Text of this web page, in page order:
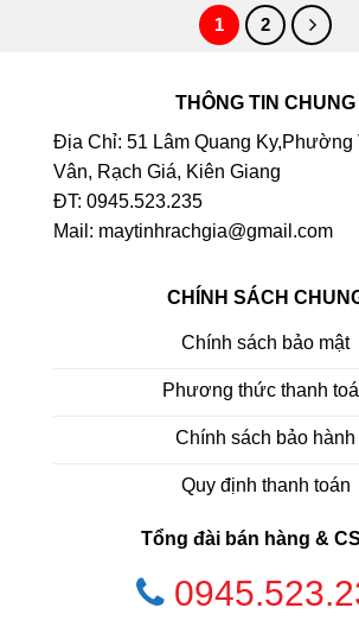
1 2
THÔNG TIN CHUNG
Địa Chỉ: 51 Lâm Quang Ky,Phường
Vân, Rạch Giá, Kiên Giang
ĐT: 0945.523.235
Mail: maytinhrachgia@gmail.com
CHÍNH SÁCH
Chính sách bảo mật
Phương thức thanh
Chính sách bảo hành
Quy định thanh toán
Tổng đài bán hàng &